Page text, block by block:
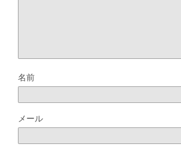
名前
メール